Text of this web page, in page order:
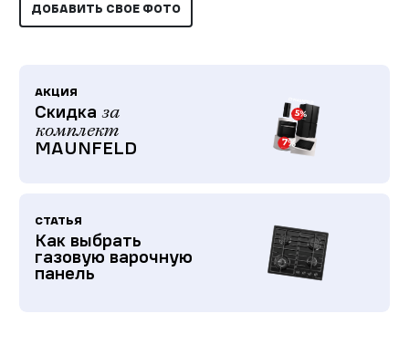
ДОБАВИТЬ СВОЕ ФОТО
АКЦИЯ
Скидка за
комплект
MAUNFELD
СТАТЬЯ
Как выбрать
газовую варочную
панель